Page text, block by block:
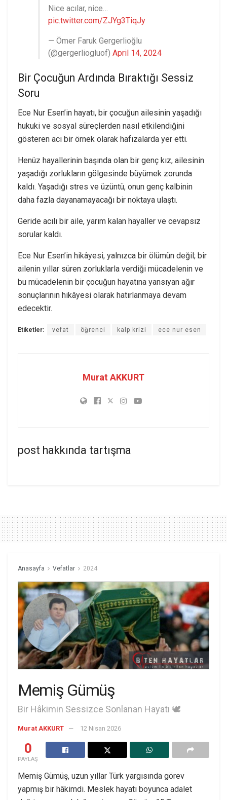
Nice acılar, nice…
pic.twitter.com/ZJYg3TiqJy
— Ömer Faruk Gergerlioğlu
(@gergerliogluof) April 14, 2024
Bir Çocuğun Ardında Bıraktığı Sessiz
Soru
Ece Nur Esen’in hayatı, bir çocuğun ailesinin yaşadığı
hukuki ve sosyal süreçlerden nasıl etkilendiğini
gösteren acı bir örnek olarak hafızalarda yer etti.
Henüz hayallerinin başında olan bir genç kız, ailesinin
yaşadığı zorlukların gölgesinde büyümek zorunda
kaldı. Yaşadığı stres ve üzüntü, onun genç kalbinin
daha fazla dayanamayacağı bir noktaya ulaştı.
Geride acılı bir aile, yarım kalan hayaller ve cevapsız
sorular kaldı.
Ece Nur Esen’in hikâyesi, yalnızca bir ölümün değil; bir
ailenin yıllar süren zorluklarla verdiği mücadelenin ve
bu mücadelenin bir çocuğun hayatına yansıyan ağır
sonuçlarının hikâyesi olarak hatırlanmaya devam
edecektir.
Etiketler: vefat öğrenci kalp krizi ece nur esen
Murat AKKURT
post hakkında tartışma
Anasayfa Vefatlar 2024
Memiş Gümüş
Bir Hâkimin Sessizce Sonlanan Hayatı 🕊️
Murat AKKURT 12 Nisan 2026
0
PAYLAŞ
Memiş Gümüş, uzun yıllar Türk yargısında görev
yapmış bir hâkimdi. Meslek hayatı boyunca adalet